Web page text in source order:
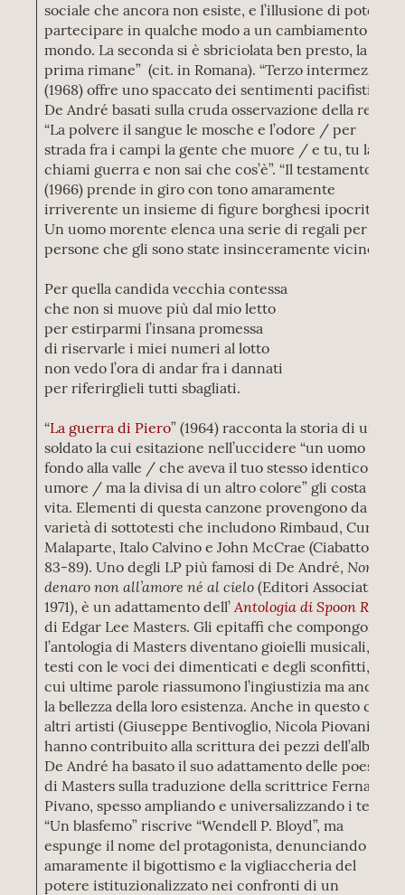
sociale che ancora non esiste, e l’illusione di poter
partecipare in qualche modo a un cambiamento del
mondo. La seconda si è sbriciolata ben presto, la
prima rimane” (cit. in Romana). “Terzo intermezzo”
(1968) offre uno spaccato dei sentimenti pacifisti di
De André basati sulla cruda osservazione della realtà:
“La polvere il sangue le mosche e l’odore / per
strada fra i campi la gente che muore / e tu, tu la
chiami guerra e non sai che cos’è”. “Il testamento”
(1966) prende in giro con tono amaramente
irriverente un insieme di figure borghesi ipocrite.
Un uomo morente elenca una serie di regali per le
persone che gli sono state insinceramente vicine:
Per quella candida vecchia contessa
che non si muove più dal mio letto
per estirparmi l’insana promessa
di riservarle i miei numeri al lotto
non vedo l’ora di andar fra i dannati
per riferirglieli tutti sbagliati.
“La guerra di Piero” (1964) racconta la storia di un
soldato la cui esitazione nell’uccidere “un uomo in
fondo alla valle / che aveva il tuo stesso identico
umore / ma la divisa di un altro colore” gli costa la
vita. Elementi di questa canzone provengono da una
varietà di sottotesti che includono Rimbaud, Curzio
Malaparte, Italo Calvino e John McCrae (Ciabattoni
83-89). Uno degli LP più famosi di De André,Non al
denaro non all’amore né al cielo (Editori Associati
1971), è un adattamento dell’Antologia di Spoon River
di Edgar Lee Masters. Gli epitaffi che compongono
l’antologia di Masters diventano gioielli musicali,
testi con le voci dei dimenticati e degli sconfitti, le
cui ultime parole riassumono l’ingiustizia ma anche
la bellezza della loro esistenza. Anche in questo caso,
altri artisti (Giuseppe Bentivoglio, Nicola Piovani)
hanno contribuito alla scrittura dei pezzi dell’album.
De André ha basato il suo adattamento delle poesie
di Masters sulla traduzione della scrittrice Fernanda
Pivano, spesso ampliando e universalizzando i testi.
“Un blasfemo” riscrive “Wendell P. Bloyd”, ma
espunge il nome del protagonista, denunciando
amaramente il bigottismo e la vigliaccheria del
potere istituzionalizzato nei confronti di un